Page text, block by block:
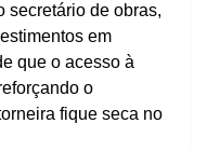
secretário de obras,
em
que o acesso à
o
fique seca no